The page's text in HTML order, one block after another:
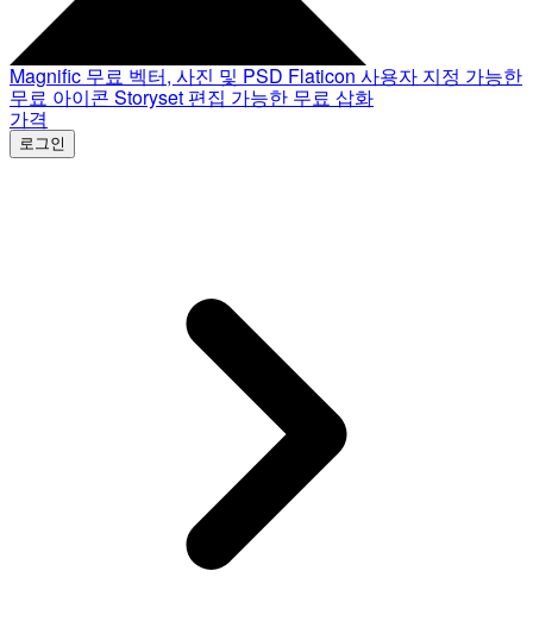
Magnific 무료 벡터, 사진 및 PSD Flaticon 사용자 지정 가능한
무료 아이콘 Storyset 편집 가능한 무료 삽화
가격
로그인